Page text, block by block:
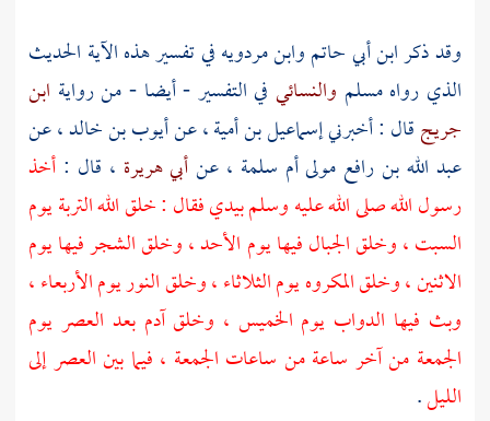
وقد ذكرابن أبي حاتموابن مردويهفي تفسير هذه الآية الحديث
الذي رواهمسلم والنسائي في التفسير - أيضا - من رواية ابن
جريجقال : أخبرنيإسماعيل بن أمية، عنأيوب بن خالد، عن
عبد الله بن رافع مولىأم سلمة ، عنأبي هريرة ، قال : أخذ
رسول الله صلى الله عليه وسلم بيدي فقال : خلق الله التربة يوم
السبت ، وخلق الجبال فيها يوم الأحد ، وخلق الشجر فيها يوم
الاثنين ، وخلق المكروه يوم الثلاثاء ، وخلق النور يوم الأربعاء ،
وبث فيها الدواب يوم الخميس ، وخلق آدم بعد العصر يوم
الجمعة من آخر ساعة من ساعات الجمعة ، فيما بين العصر إلى
الليل.